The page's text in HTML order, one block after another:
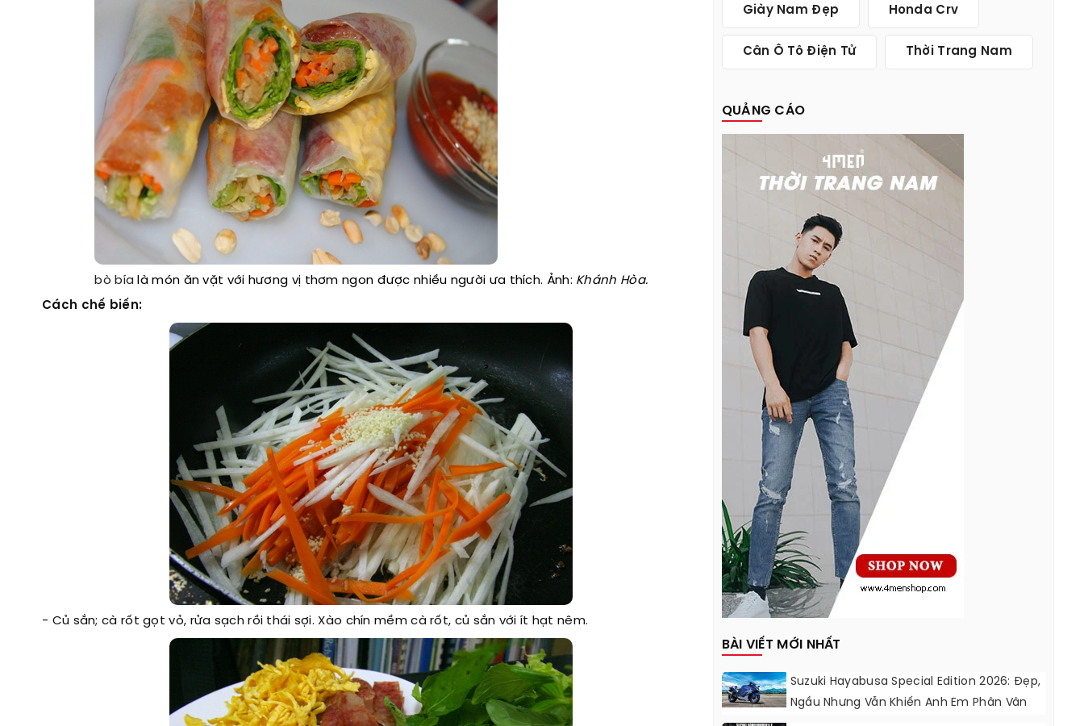
bò bía là món ăn vặt với hương vị thơm ngon được nhiều người ưa thích. Ảnh: Khánh Hòa.
Cách chế biến:
- Củ sắn; cà rốt gọt vỏ, rửa sạch rồi thái sợi. Xào chín mềm cà rốt, củ sắn với ít hạt nêm.
Giày Nam Đẹp Honda Crv
Cân Ô Tô Điện Tử Thời Trang Nam
QUẢNG CÁO
BÀI VIẾT MỚI NHẤT
Suzuki Hayabusa Special Edition 2026: Đẹp,
Ngầu Nhưng Vẫn Khiến Anh Em Phân Vân